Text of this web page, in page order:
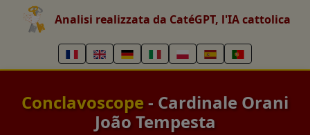
Analisi realizzata da CatéGPT, l'IA cattolica
Conclavoscope - Cardinale Orani
João Tempesta